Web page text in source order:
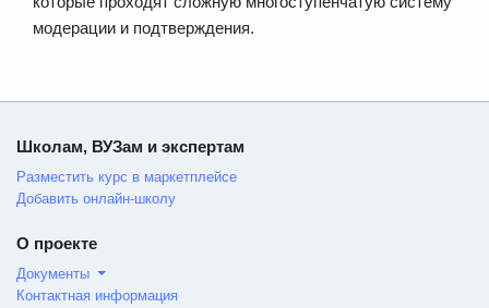
модерации и подтверждения.
Школам, ВУЗам и экспертам
Разместить курс в маркетплейсе
Добавить онлайн-школу
О проекте
Документы
Контактная информация